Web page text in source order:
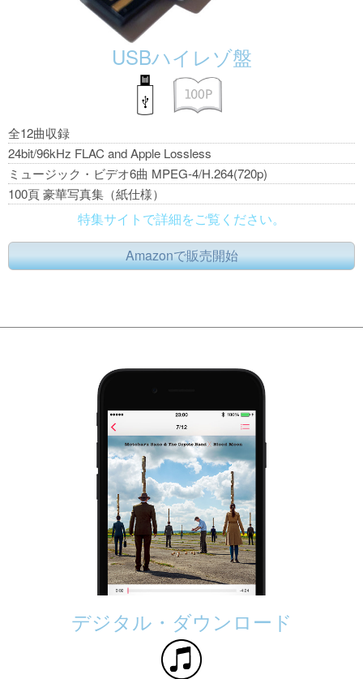
USBハイレゾ盤
全12曲収録
24bit/96kHz FLAC and Apple Lossless
ミュージック・ビデオ6曲 MPEG-4/H.264(720p)
100頁 豪華写真集（紙仕様）
特集サイトで詳細をご覧ください。
Amazonで販売開始
デジタル・ダウンロード